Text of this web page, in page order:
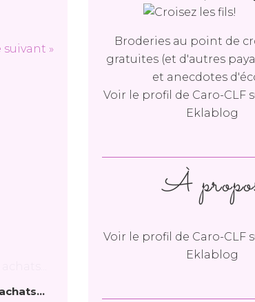
»
Broderies au point de
gratuites (et d'autres
et anecdotes
Voir le profil de Caro-CLF
Eklablog
À
Voir le profil de Caro-CLF
Eklablog